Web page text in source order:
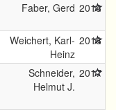
Faber, Gerd 2018
Weichert, Karl-
Heinz
2018
Schneider,
Helmut J.
2017